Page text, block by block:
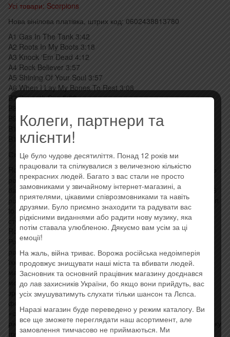
Усі товари: Scorpions
Нова вінілова платівка, штрих код: 0602438813780
A1 Gas In The Tank 3:42
A2 Roots In My Boots 3:18
A3 Knock ‘Em Dead 4:12
A4 Rock Believer 3:57
A5 Shining Of Your Soul 3:57
A6 When I Lay My Bones To Rest 3:08
B7 Seventh Sun 5:29
B9 Peacemaker 2:57
B10 Call Of The Wild 5:21
B11 When You Know (Where You Came From) 4:22
Стиль: Heavy Metal, Rock & Roll
Rock Believer — дев’ятнадцятий студійний альбом німецького
рок-гурту Scorpions. Це перший студійний альбом гурту з
барабанщиком Міккі Ді, який замінив Джеймса Коттака у 2016
році, і їхній перший студійний альбом за сім років після Return
to Forever (2015), що робить його найдовшим перервою між
студійними альбомами.
Rock Believer отримав переважно позитивні відгуки. Джейсон
Рош з Blabbermouth.net написав, що в цьому альбомі «ікони
рок-музики повертаються до багатьох звуків, які сприяли піку
їхньої суперзіркової слави. Проте присутній рівень енергії та
майстерності пісні не дає відчуття втоми від цих треків і,
можливо, вперше в кілька платівок, є навіть кілька гімнів, які
зрівняються з класикою, яку ми повторно купували в різних
«свідченням самовпевненості гурту в тому, що в п’ятдесяту
річницю їхнього дебютного альбому Lonesome Crow 1972 року
група діяла просто так, як завжди робила найкраще за весь
Колеги, партнери та
клієнти!
Це було чудове десятиліття. Понад 12 років ми
працювали та спілкувалися з величезною кількістю
прекрасних людей. Багато з вас стали не просто
замовниками у звичайному інтернет-магазині, а
приятелями, цікавими співрозмовниками та навіть
друзями. Було приємно знаходити та радувати вас
рідкісними виданнями або радити нову музику, яка
потім ставала улюбленою. Дякуємо вам усім за ці
емоції!
На жаль, війна триває. Ворожа російська недоімперія
продовжує знищувати наші міста та вбивати людей.
Засновник та основний працівник магазину доєднався
до лав захисників України, бо якщо вони прийдуть, вас
усіх змушуватимуть слухати тільки шансон та Лєпса.
Наразі магазин буде переведено у режим каталогу. Ви
все ще зможете переглядати наш асортимент, але
замовлення тимчасово не приймаються. Ми